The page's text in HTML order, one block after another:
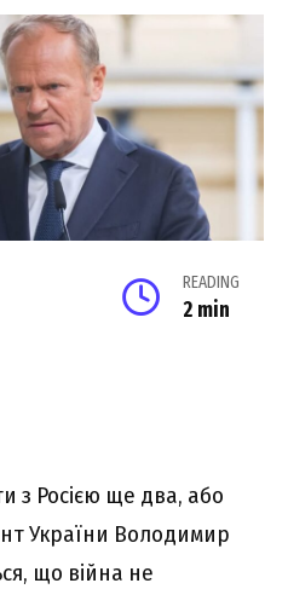
READING
2 min
з Росією ще два, або
України Володимир
що війна не